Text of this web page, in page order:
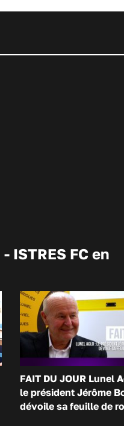
ISTRES FC en
FAIT DU JOUR Lunel
le président Jérôme
dévoile sa feuille de